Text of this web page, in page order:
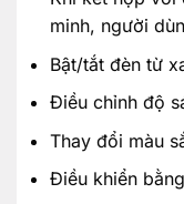
minh, người
Bật/tắt đèn từ
Điều chỉnh độ
Thay đổi màu
Điều khiển